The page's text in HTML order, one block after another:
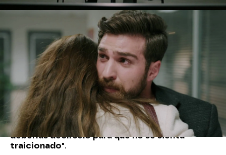
Azru está sufriendo por Iskender. Ha visto al
joven muy abatido y decide ir a hablar con
Çicek, a la quepide explicaciones por haberle
denunciado ante la justicia.La amiga de Tomris
se excusa asegurándola que el hermano de
Çelebi tiene que estar entre rejas por acabar
con la vida de una veintena personas en la
antigua cisterna. Para Azru, esta argumentación
no es válida. "Sabes que fue un accidente", le
contesta muy enojada y le hace una petición
especial a Çicek:"Si le quisiste alguna vez,
deberías decírselo para que no se sienta
traicionado".